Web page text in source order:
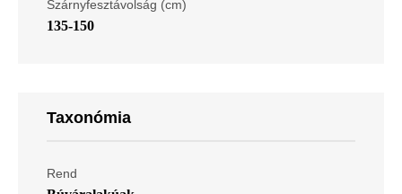
Szárnyfesztávolság (cm)
135-150
Taxonómia
Rend